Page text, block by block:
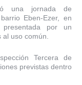
una jornada de
Eben-Ezer, en
por un
uso común.
Tercera de
previstas dentro